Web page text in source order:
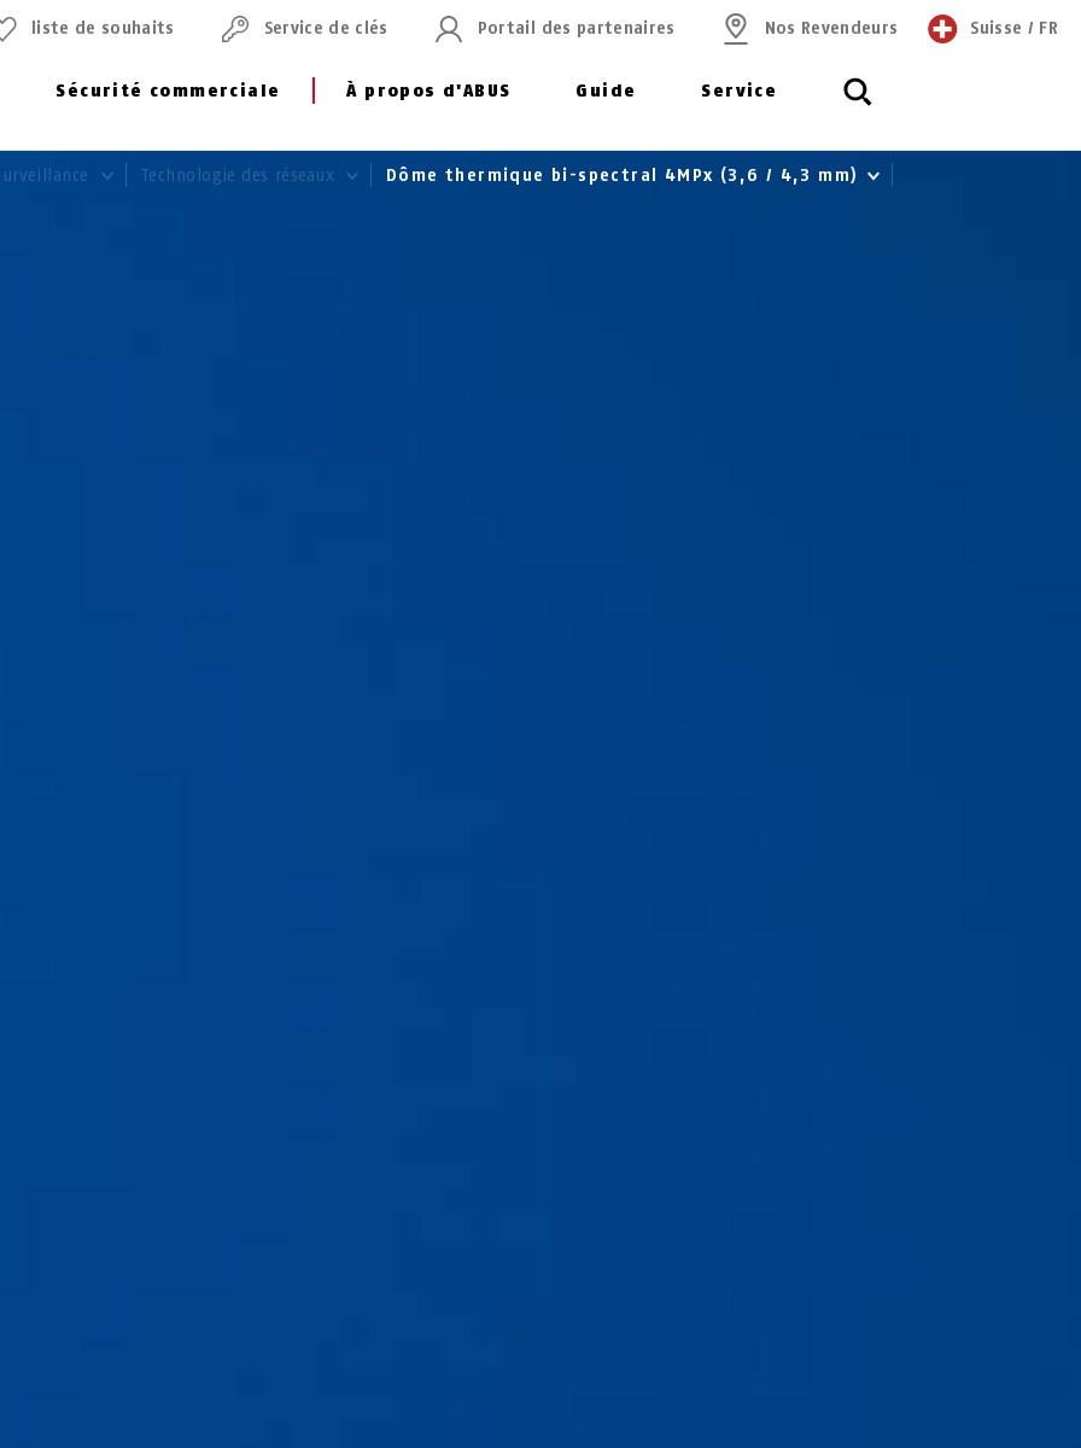
Sécurité commerciale À propos d'ABUS Guide Service
liste de souhaits Service de clés Portail des partenaires Nos Revendeurs Suisse / FR
Technologie des réseaux Dôme thermique bi-spectral 4MPx (3,6 / 4,3 mm)